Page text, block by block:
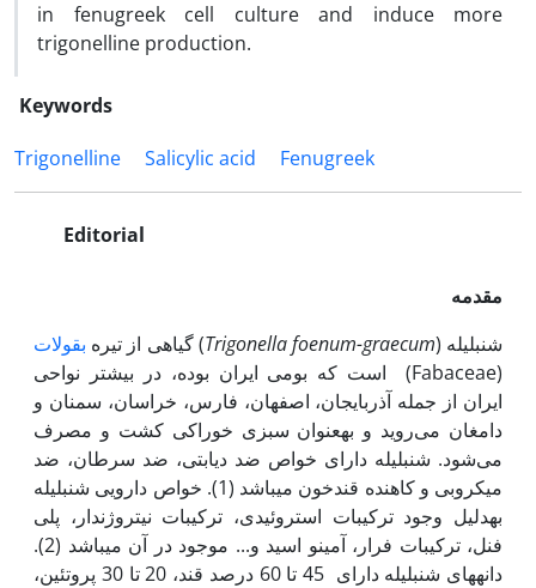
in fenugreek cell culture and induce more
trigonelline production.
Keywords
Trigonelline
Salicylic acid Fenugreek
Editorial
مقدمه
شنبلیله (Trigonella foenum-graecum) گیاهی از تیره بقولات
(Fabaceae) است که بومی ایران بوده، در بیشتر نواحی
ایران از جمله آذربایجان، اصفهان، فارس، خراسان، سمنان و
دامغان می‌روید و به‏عنوان سبزی خوراکی کشت و مصرف
می‌شود. شنبلیله دارای خواص ضد دیابتی، ضد سرطان، ضد
میکروبی و کاهنده قندخون می‏باشد (1). خواص دارویی شنبلیله
به‏دلیل وجود ترکیبات استروئیدی، ترکیبات نیتروژن‏دار، پلی
فنل، ترکیبات فرار، آمینو اسید و... موجود در آن می‏باشد (2).
دانه‏های شنبلیله دارای 45 تا 60 درصد قند، 20 تا 30 پروتئین،